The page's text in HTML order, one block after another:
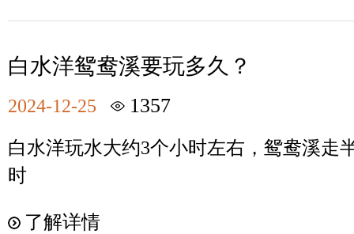
白水洋鸳鸯溪要玩多久？
2024-12-25 1357
白水洋玩水大约3个小时左右，鸳鸯溪走
时
了解详情